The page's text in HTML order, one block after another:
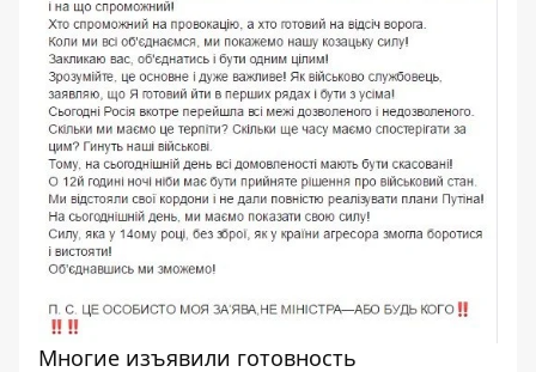
Многие изъявили готовность